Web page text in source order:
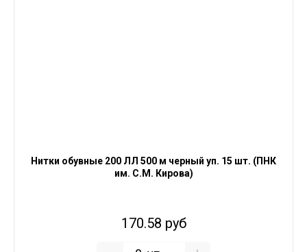
Нитки обувные 200 ЛЛ 500 м черный уп. 15 шт. (ПНК
им. С.М. Кирова)
170.58 руб